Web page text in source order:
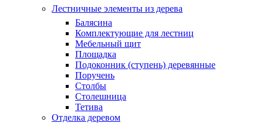
Лестничные элементы из дерева
Балясина
Комплектующие для лестниц
Мебельный щит
Площадка
Подоконник (ступень) деревянные
Поручень
Столбы
Столешница
Тетива
Отделка деревом